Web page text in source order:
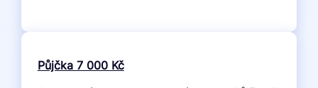
Půjčka 7 000 Kč